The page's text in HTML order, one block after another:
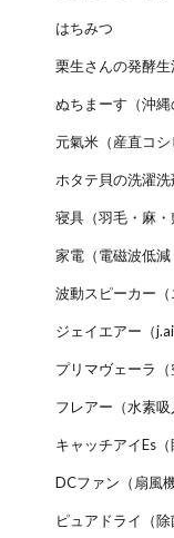
はちみつ
栗生さんの発酵生
ぬちまーす（沖縄
元氣米（産直コシ
ホタテ貝の洗濯洗
寝具（羽毛・麻・
家電（電磁波低減
波動スピーカー（
ジェイエアー（
プリマヴェーラ（
フレアー（水素吸
キャッチアイEs（
DCファン（扇風
ピュアドライ（除